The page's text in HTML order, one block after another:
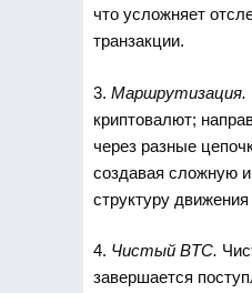
что усложняет
транзакции.
3. Маршрутизация.
криптовалют;
через разные
создавая сложную
структуру
4. Чистый BTC.
завершается